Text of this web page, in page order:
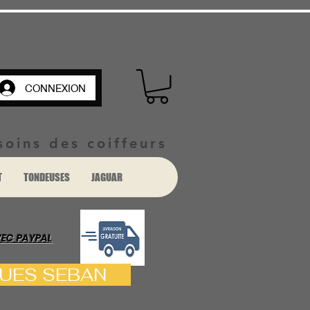
CONNEXION
des coiffeurs
TONDEUSES JAGUAR
PAYPAL
SEBAN